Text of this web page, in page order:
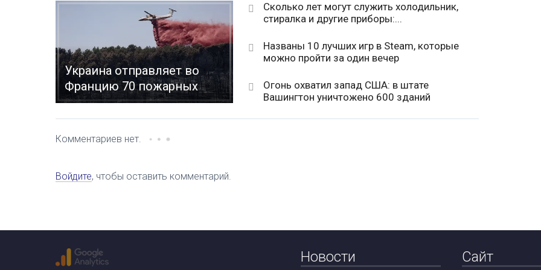
Украина отправляет во
Францию 70 пожарных
Сколько лет могут служить холодильник,
стиралка и другие приборы:...
Названы 10 лучших игр в Steam, которые
можно пройти за один вечер
Огонь охватил запад США: в штате
Вашингтон уничтожено 600 зданий
Комментариев нет.
Войдите, чтобы оставить комментарий.
Новости Сайт